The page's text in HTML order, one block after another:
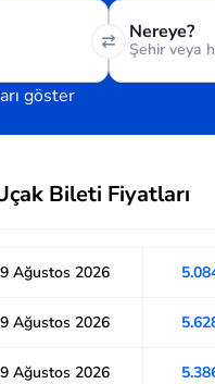
Nereye?
göster
Bileti Fiyatları
Ağustos 2026
Ağustos 2026
Ağustos 2026